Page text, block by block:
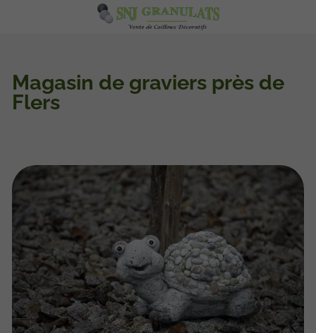
Magasin de graviers près de
Flers